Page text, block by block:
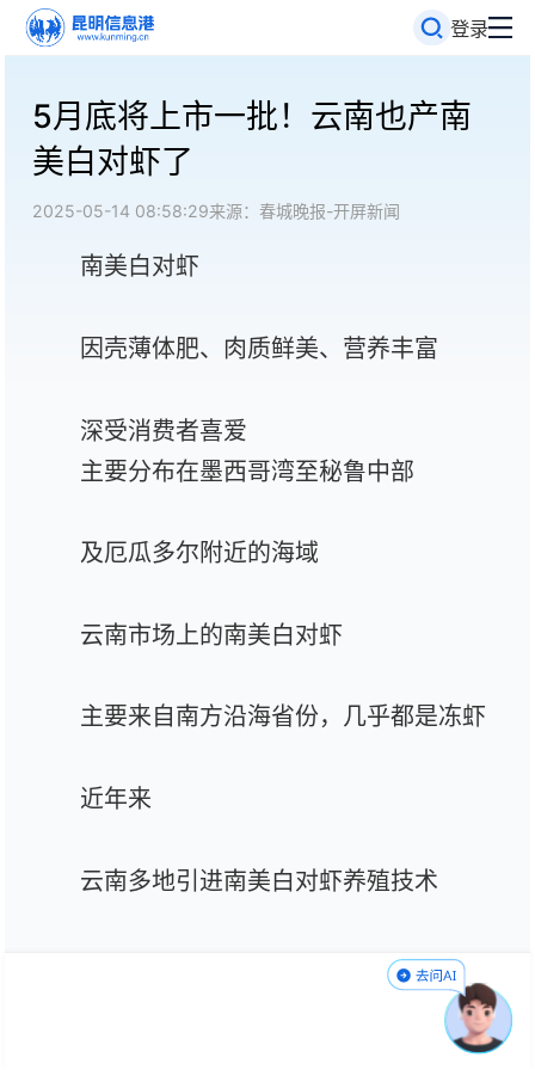
登录
5月底将上市一批！云南也产南
美白对虾了
2025-05-14 08:58:29来源：春城晚报-开屏新闻
南美白对虾
因壳薄体肥、肉质鲜美、营养丰富
深受消费者喜爱
主要分布在墨西哥湾至秘鲁中部
及厄瓜多尔附近的海域
云南市场上的南美白对虾
主要来自南方沿海省份，几乎都是冻虾
近年来
云南多地引进南美白对虾养殖技术
这些曾经生活在海水中的鲜活美味